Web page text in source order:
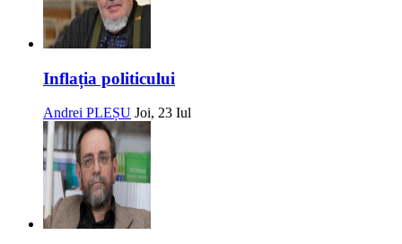
Inflația politicului
Andrei PLEȘU Joi, 23 Iul